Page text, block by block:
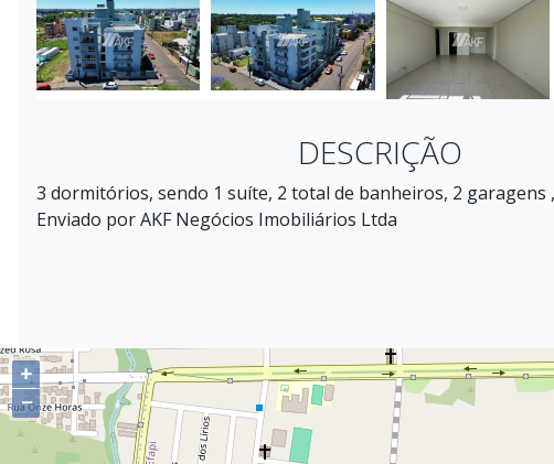
DESCRIÇÃO
3 dormitórios, sendo 1 suíte, 2 total de banheiros, 2 garagens
Enviado por AKF Negócios Imobiliários Ltda
+
−